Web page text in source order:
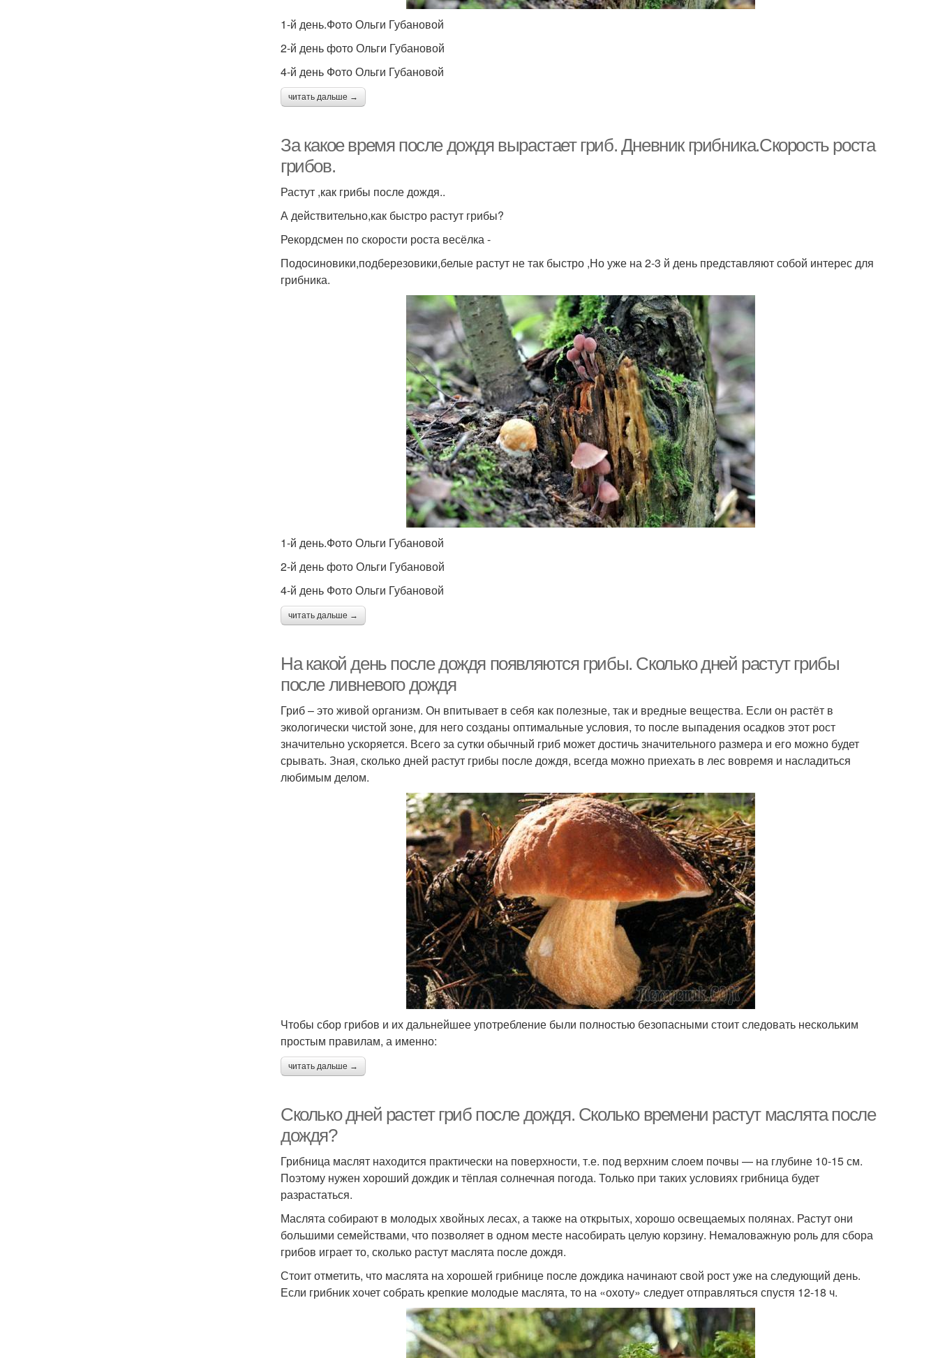
1-й день.Фото Ольги Губановой
2-й день фото Ольги Губановой
4-й день Фото Ольги Губановой
читать дальше →
За какое время после дождя вырастает гриб. Дневник грибника.Скорость роста
грибов.
Растут ,как грибы после дождя..
А действительно,как быстро растут грибы?
Рекордсмен по скорости роста весёлка -
Подосиновики,подберезовики,белые растут не так быстро ,Но уже на 2-3 й день представляют собой интерес для
грибника.
1-й день.Фото Ольги Губановой
2-й день фото Ольги Губановой
4-й день Фото Ольги Губановой
читать дальше →
На какой день после дождя появляются грибы. Сколько дней растут грибы
после ливневого дождя
Гриб – это живой организм. Он впитывает в себя как полезные, так и вредные вещества. Если он растёт в
экологически чистой зоне, для него созданы оптимальные условия, то после выпадения осадков этот рост
значительно ускоряется. Всего за сутки обычный гриб может достичь значительного размера и его можно будет
срывать. Зная, сколько дней растут грибы после дождя, всегда можно приехать в лес вовремя и насладиться
любимым делом.
Чтобы сбор грибов и их дальнейшее употребление были полностью безопасными стоит следовать нескольким
простым правилам, а именно:
читать дальше →
Сколько дней растет гриб после дождя. Сколько времени растут маслята после
дождя?
Грибница маслят находится практически на поверхности, т.е. под верхним слоем почвы — на глубине 10-15 см.
Поэтому нужен хороший дождик и тёплая солнечная погода. Только при таких условиях грибница будет
разрастаться.
Маслята собирают в молодых хвойных лесах, а также на открытых, хорошо освещаемых полянах. Растут они
большими семействами, что позволяет в одном месте насобирать целую корзину. Немаловажную роль для сбора
грибов играет то, сколько растут маслята после дождя.
Стоит отметить, что маслята на хорошей грибнице после дождика начинают свой рост уже на следующий день.
Если грибник хочет собрать крепкие молодые маслята, то на «охоту» следует отправляться спустя 12-18 ч.